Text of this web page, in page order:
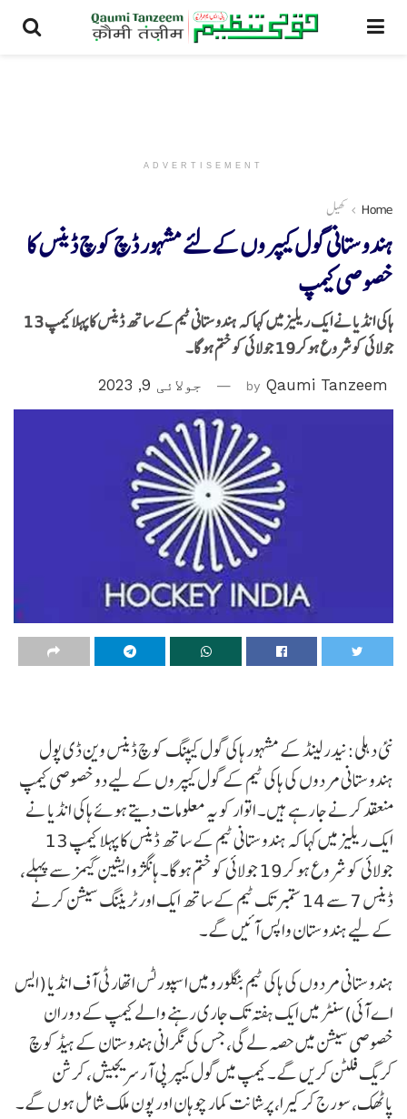
ADVERTISEMENT
Home کھیل
ہندوستانی گول کیپروں کے لئے مشہور ڈچ کوچ ڈینس کا
خصوصی کیمپ
ہاکی انڈیا نے ایک ریلیز میں کہا کہ ہندوستانی ٹیم کے ساتھ ڈینس کا پہلا کیمپ 13
جولائی کو شروع ہوکر19 جولائی کو ختم ہوگا۔
by Qaumi Tanzeem جولائی 9, 2023
نئی دہلی: نیدرلینڈ کے مشہور ہاکی گول کیپنگ کوچ ڈینس وین ڈی پول
ہندوستانی مردوں کی ہاکی ٹیم کے گول کیپروں کے لیے دو خصوصی کیمپ
منعقد کرنے جا رہے ہیں۔ اتوار کو یہ معلومات دیتے ہوئے ہاکی انڈیا نے
ایک ریلیز میں کہا کہ ہندوستانی ٹیم کے ساتھ ڈینس کا پہلا کیمپ 13
جولائی کو شروع ہوکر19 جولائی کو ختم ہوگا۔ ہانگژو ایشین گیمز سے پہلے،
ڈینس 7 سے 14 ستمبر تک ٹیم کے ساتھ ایک اور ٹریننگ سیشن کرنے
کے لیے ہندوستان واپس آئیں گے۔
ہندوستانی مردوں کی ہاکی ٹیم بنگلورو میں اسپورٹس اتھارٹی آف انڈیا (ایس
اے آئی) سنٹر میں ایک ہفتہ تک جاری رہنے والے کیمپ کے دوران
خصوصی سیشن میں حصہ لے گی، جس کی نگرانی ہندوستان کے ہیڈ کوچ
کریگ فلٹن کریں گے۔ کیمپ میں گول کیپر پی آر سریجیش، کرشن
پاٹھک، سورج کرکیرا، پرشانت کمار چوہان اور پون ملک شامل ہوں گے۔